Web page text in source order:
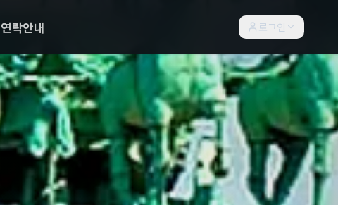
연락안내 로그인